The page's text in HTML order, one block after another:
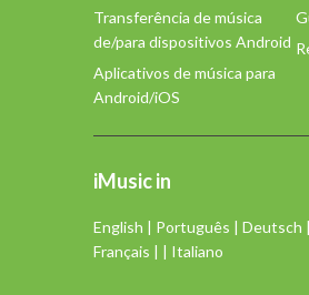
Transferência de música
de/para dispositivos Android
Aplicativos de música para
Android/iOS
iMusic in
English | Português | Deutsch |
Français | | Italiano